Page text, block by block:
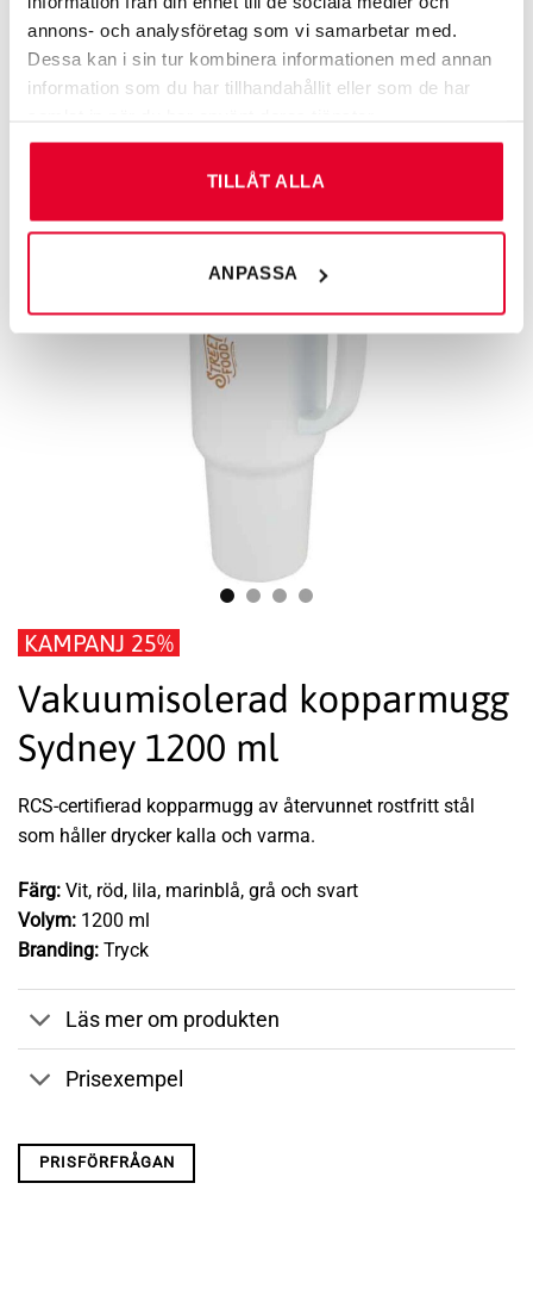
annons- och analysföretag som vi samarbetar med.
Dessa kan i sin tur kombinera informationen med annan
information som du har tillhandahållit eller som de har
TILLÅT ALLA
ANPASSA
Praktiska termosmuggar som håller drycker varma och
kalla i olika storlekar.
KAMPANJ 25%
Vakuumisolerad kopparmugg
Sydney 1200 ml
RCS-certifierad kopparmugg av återvunnet rostfritt stål
som håller drycker kalla och varma.
Färg: Vit, röd, lila, marinblå, grå och svart
Volym: 1200 ml
Branding: Tryck
Läs mer om produkten
Prisexempel
PRISFÖRFRÅGAN